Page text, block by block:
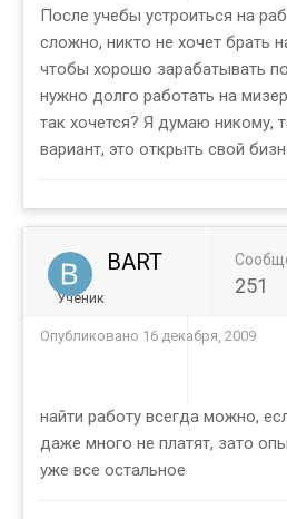
После учебы устроиться на
сложно, никто не хочет брать
чтобы хорошо зарабатывать
нужно долго работать на
так хочется? Я думаю никому,
вариант, это открыть свой
BART
Ученик
251
Опубликовано 16 декабря, 2009
найти работу всегда можно,
даже много не платят, зато
уже все остальное